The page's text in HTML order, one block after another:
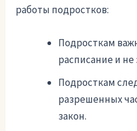
работы подростков:
Подросткам
расписание и не
Подросткам
разрешенных
закон.